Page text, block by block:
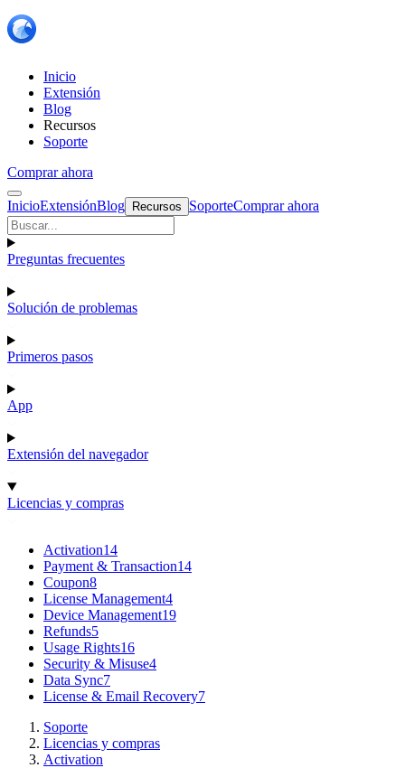
Inicio
Extensión
Blog
Recursos
Soporte
Comprar ahora
InicioExtensiónBlog Recursos SoporteComprar ahora
Preguntas frecuentes
Solución de problemas
Primeros pasos
App
Extensión del navegador
Licencias y compras
Activation14
Payment & Transaction14
Coupon8
License Management4
Device Management19
Refunds5
Usage Rights16
Security & Misuse4
Data Sync7
License & Email Recovery7
Soporte
Licencias y compras
Activation